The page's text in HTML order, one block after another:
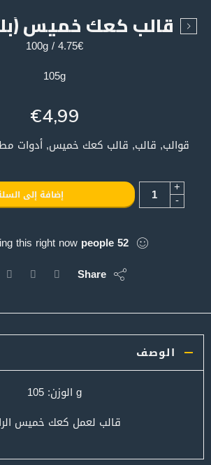
قالب كعك خميس
4.75€ / 100g
105g
€4,99
قوالب, قالب, قالب كعك خميس, أدوات
+
- إضافة إلى
52
people
are viewing this right now
Share
الوصف
g الوزن: 105
قالب لعمل كعك خميس